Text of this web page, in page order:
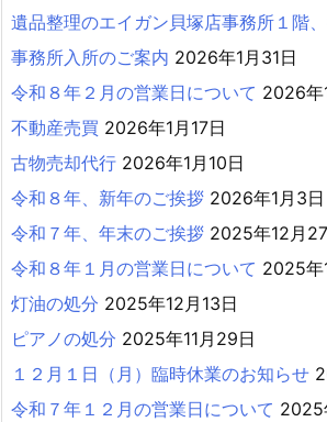
遺品整理のエイガン貝塚店事務所１階
事務所入所のご案内 2026年1月31日
令和８年２月の営業日について 2026年
不動産売買 2026年1月17日
古物売却代行 2026年1月10日
令和８年、新年のご挨拶 2026年1月3日
令和７年、年末のご挨拶 2025年12月
令和８年１月の営業日について 2025年
灯油の処分 2025年12月13日
ピアノの処分 2025年11月29日
１２月１日（月）臨時休業のお知らせ
令和７年１２月の営業日について 2025